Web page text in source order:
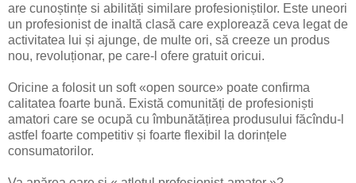
are cunoștințe si abilități similare profesioniștilor. Este uneori
un profesionist de inaltă clasă care explorează ceva legat de
activitatea lui și ajunge, de multe ori, să creeze un produs
nou, revoluționar, pe care-l ofere gratuit oricui.
Oricine a folosit un soft «open source» poate confirma
calitatea foarte bună. Există comunități de profesioniști
amatori care se ocupă cu îmbunătățirea produsului făcîndu-l
astfel foarte competitiv și foarte flexibil la dorințele
consumatorilor.